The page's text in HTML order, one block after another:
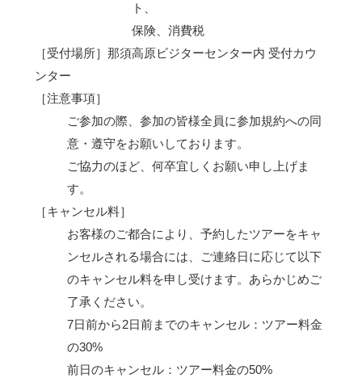
ト、
保険、消費税
［受付場所］那須高原ビジターセンター内 受付カウ
ンター
［注意事項］
ご参加の際、参加の皆様全員に参加規約への同
意・遵守をお願いしております。
ご協力のほど、何卒宜しくお願い申し上げま
す。
［キャンセル料］
お客様のご都合により、予約したツアーをキャ
ンセルされる場合には、ご連絡日に応じて以下
のキャンセル料を申し受けます。あらかじめご
了承ください。
7日前から2日前までのキャンセル：ツアー料金
の30%
前日のキャンセル：ツアー料金の50%